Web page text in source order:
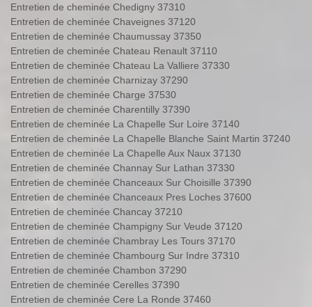
Entretien de cheminée Chedigny 37310
Entretien de cheminée Chaveignes 37120
Entretien de cheminée Chaumussay 37350
Entretien de cheminée Chateau Renault 37110
Entretien de cheminée Chateau La Valliere 37330
Entretien de cheminée Charnizay 37290
Entretien de cheminée Charge 37530
Entretien de cheminée Charentilly 37390
Entretien de cheminée La Chapelle Sur Loire 37140
Entretien de cheminée La Chapelle Blanche Saint Martin 37240
Entretien de cheminée La Chapelle Aux Naux 37130
Entretien de cheminée Channay Sur Lathan 37330
Entretien de cheminée Chanceaux Sur Choisille 37390
Entretien de cheminée Chanceaux Pres Loches 37600
Entretien de cheminée Chancay 37210
Entretien de cheminée Champigny Sur Veude 37120
Entretien de cheminée Chambray Les Tours 37170
Entretien de cheminée Chambourg Sur Indre 37310
Entretien de cheminée Chambon 37290
Entretien de cheminée Cerelles 37390
Entretien de cheminée Cere La Ronde 37460